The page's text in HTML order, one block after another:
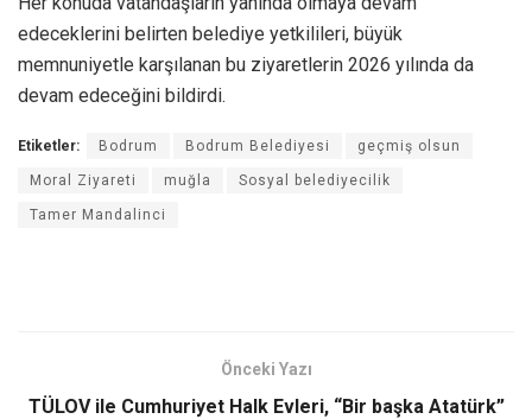
edeceklerini belirten belediye yetkilileri, büyük
memnuniyetle karşılanan bu ziyaretlerin 2026 yılında da
devam edeceğini bildirdi.
Etiketler: Bodrum Bodrum Belediyesi geçmiş olsun
Moral Ziyareti muğla Sosyal belediyecilik
Tamer Mandalinci
Önceki Yazı
TÜLOV ile Cumhuriyet Halk Evleri, “Bir başka Atatürk”